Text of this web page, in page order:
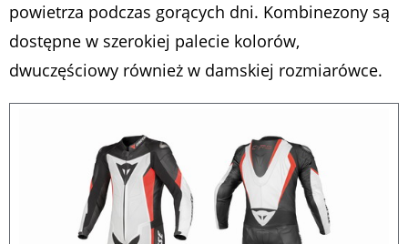
powietrza podczas gorących dni. Kombinezony są
dostępne w szerokiej palecie kolorów,
dwuczęściowy również w damskiej rozmiarówce.